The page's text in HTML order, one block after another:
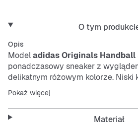
O tym
Opis
Modeladidas Originals Handball
ponadczasowy sneaker z
delikatnym różowym kolorze. Niski
swobodę ruchów, a trwała i łatwa
konstrukcja sprawdzi się na co
sznurowadła dopełniają design i
pasuje do wielu stylizacji.
Pokaż więcej
Materiał